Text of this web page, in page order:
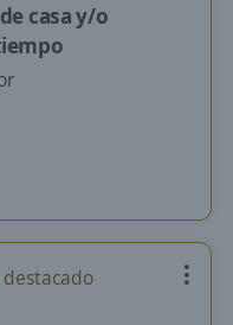
casa y/o